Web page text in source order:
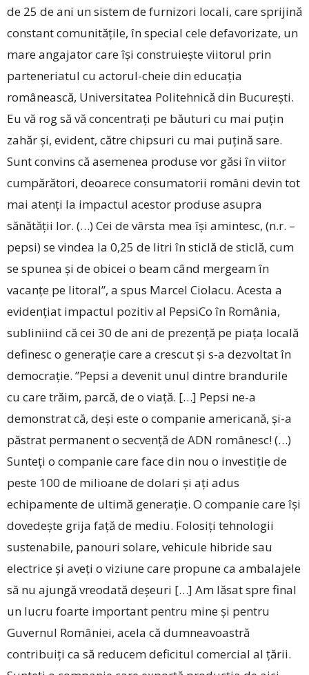
de 25 de ani un sistem de furnizori locali, care sprijină
constant comunitățile, în special cele defavorizate, un
mare angajator care își construiește viitorul prin
parteneriatul cu actorul-cheie din educația
românească, Universitatea Politehnică din București.
Eu vă rog să vă concentrați pe băuturi cu mai puțin
zahăr și, evident, către chipsuri cu mai puțină sare.
Sunt convins că asemenea produse vor găsi în viitor
cumpărători, deoarece consumatorii români devin tot
mai atenți la impactul acestor produse asupra
sănătății lor. (…) Cei de vârsta mea își amintesc, (n.r. –
pepsi) se vindea la 0,25 de litri în sticlă de sticlă, cum
se spunea și de obicei o beam când mergeam în
vacanțe pe litoral”, a spus Marcel Ciolacu. Acesta a
evidențiat impactul pozitiv al PepsiCo în România,
subliniind că cei 30 de ani de prezență pe piața locală
definesc o generație care a crescut și s-a dezvoltat în
democrație. ­”Pepsi a devenit unul dintre brandurile
cu care trăim, parcă, de o viață. […] Pepsi ne-a
demonstrat că, deși este o companie americană, și-a
păstrat permanent o secvență de ADN românesc! (…)
Sunteți o companie care face din nou o investiție de
peste 100 de milioane de dolari și ați adus
echipamente de ultimă generație. O companie care își
dovedește grija față de mediu. Folosiți tehnologii
sustenabile, panouri solare, vehicule hibride sau
electrice și aveți o viziune care propune ca ambalajele
să nu ajungă vreodată deșeuri […] Am lăsat spre final
un lucru foarte important pentru mine și pentru
Guvernul României, acela că dumneavoastră
contribuiți ca să reducem deficitul comercial al țării.